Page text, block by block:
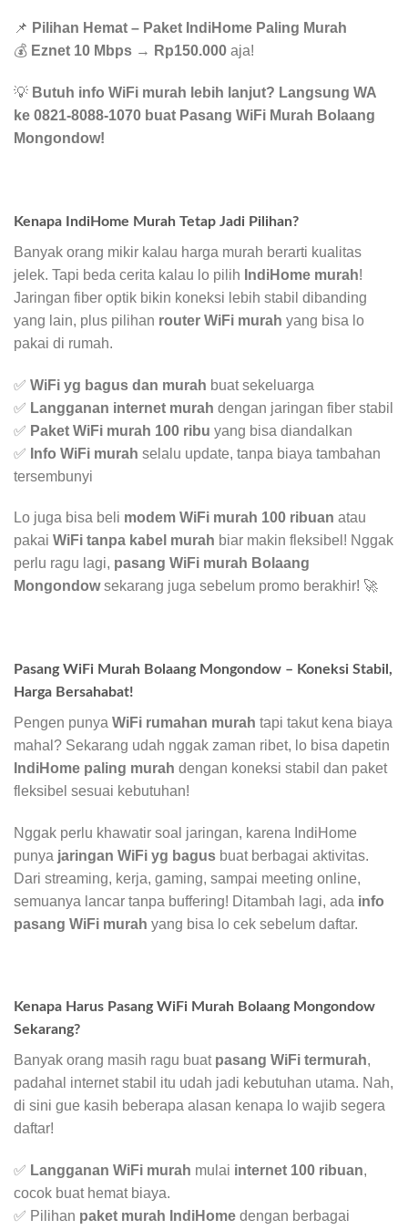
📌 Pilihan Hemat – Paket IndiHome Paling Murah
💰 Eznet 10 Mbps → Rp150.000 aja!
💡 Butuh info WiFi murah lebih lanjut? Langsung WA
ke 0821-8088-1070 buat Pasang WiFi Murah Bolaang
Mongondow!
Kenapa IndiHome Murah Tetap Jadi Pilihan?
Banyak orang mikir kalau harga murah berarti kualitas
jelek. Tapi beda cerita kalau lo pilih IndiHome murah!
Jaringan fiber optik bikin koneksi lebih stabil dibanding
yang lain, plus pilihan router WiFi murah yang bisa lo
pakai di rumah.
✅ WiFi yg bagus dan murah buat sekeluarga
✅ Langganan internet murah dengan jaringan fiber stabil
✅ Paket WiFi murah 100 ribu yang bisa diandalkan
✅ Info WiFi murah selalu update, tanpa biaya tambahan
tersembunyi
Lo juga bisa beli modem WiFi murah 100 ribuan atau
pakai WiFi tanpa kabel murah biar makin fleksibel! Nggak
perlu ragu lagi, pasang WiFi murah Bolaang
Mongondowsekarang juga sebelum promo berakhir! 🚀
Pasang WiFi Murah Bolaang Mongondow – Koneksi Stabil,
Harga Bersahabat!
Pengen punya WiFi rumahan murah tapi takut kena biaya
mahal? Sekarang udah nggak zaman ribet, lo bisa dapetin
IndiHome paling murah dengan koneksi stabil dan paket
fleksibel sesuai kebutuhan!
Nggak perlu khawatir soal jaringan, karena IndiHome
punya jaringan WiFi yg bagus buat berbagai aktivitas.
Dari streaming, kerja, gaming, sampai meeting online,
semuanya lancar tanpa buffering! Ditambah lagi, ada info
pasang WiFi murah yang bisa lo cek sebelum daftar.
Kenapa Harus Pasang WiFi Murah Bolaang Mongondow
Sekarang?
Banyak orang masih ragu buat pasang WiFi termurah,
padahal internet stabil itu udah jadi kebutuhan utama. Nah,
di sini gue kasih beberapa alasan kenapa lo wajib segera
daftar!
✅ Langganan WiFi murah mulai internet 100 ribuan,
cocok buat hemat biaya.
✅ Pilihan paket murah IndiHome dengan berbagai